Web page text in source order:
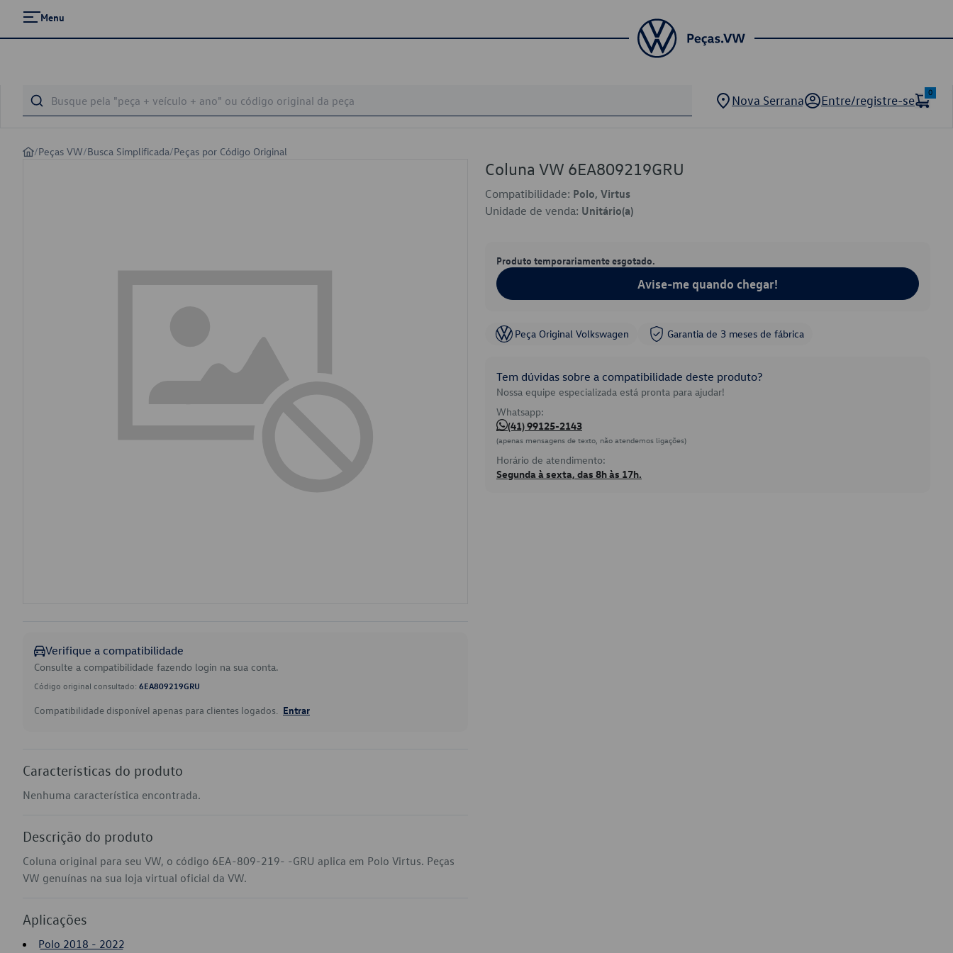
Menu
Nova Serrana Entre/registre-se
0
/Peças VW/Busca Simplificada/Peças por Código Original
Verifique a compatibilidade
Consulte a compatibilidade fazendo login na sua conta.
Código original consultado: 6EA809219GRU
Compatibilidade disponível apenas para clientes logados. Entrar
Características do produto
Nenhuma característica encontrada.
Descrição do produto
Coluna original para seu VW, o código 6EA-809-219- -GRU aplica em Polo Virtus. Peças
VW genuínas na sua loja virtual oficial da VW.
Aplicações
Polo 2018 - 2022
Coluna VW 6EA809219GRU
Compatibilidade: Polo, Virtus
Unidade de venda: Unitário(a)
Produto temporariamente esgotado.
Avise-me quando chegar!
Peça Original Volkswagen Garantia de 3 meses de fábrica
Tem dúvidas sobre a compatibilidade deste produto?
Nossa equipe especializada está pronta para ajudar!
Whatsapp:
(41) 99125-2143
(apenas mensagens de texto, não atendemos ligações)
Horário de atendimento:
Segunda à sexta, das 8h às 17h.